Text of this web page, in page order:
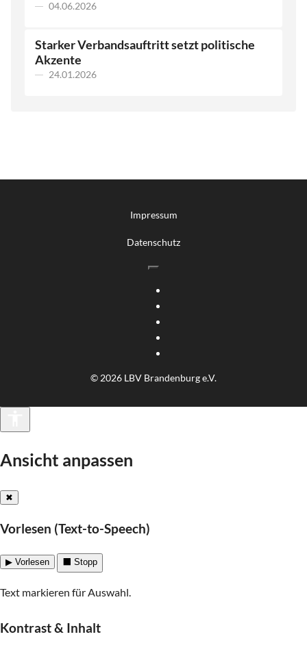
04.06.2026
Starker Verbandsauftritt setzt politische
Akzente
24.01.2026
© 2026 LBV Brandenburg e.V.
Impressum
Datenschutz
Barrierefreiheit
Ansicht anpassen
✖
Vorlesen (Text-to-Speech)
▶ Vorlesen ⬛ Stopp
Text markieren für Auswahl.
Kontrast & Inhalt